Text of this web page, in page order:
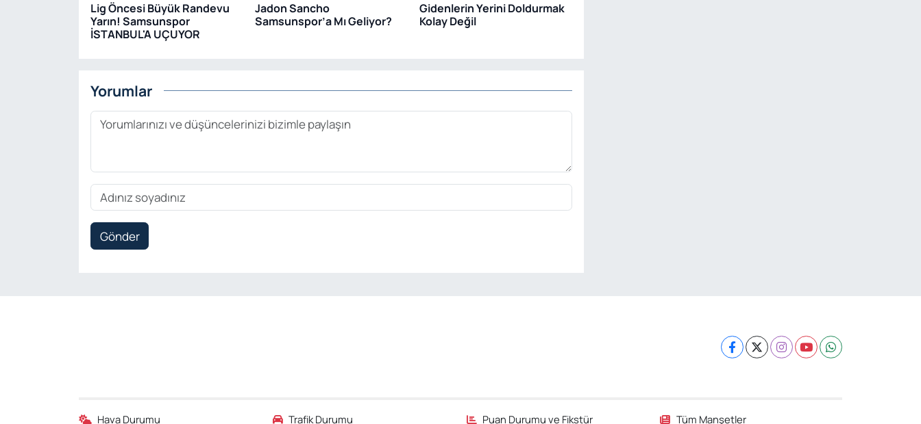
Lig Öncesi Büyük Randevu
Yarın! Samsunspor
İSTANBUL'A UÇUYOR
Jadon Sancho
Samsunspor’a Mı Geliyor?
Gidenlerin Yerini Doldurmak
Kolay Değil
Yorumlar
Gönder
Hava Durumu Trafik Durumu Puan Durumu ve Fikstür Tüm Manşetler